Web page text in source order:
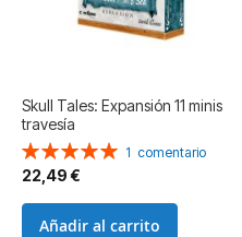
Skull Tales: Expansión 11 minis
travesía
Valoración:
100%
1 comentario
22,49 €
Añadir al carrito